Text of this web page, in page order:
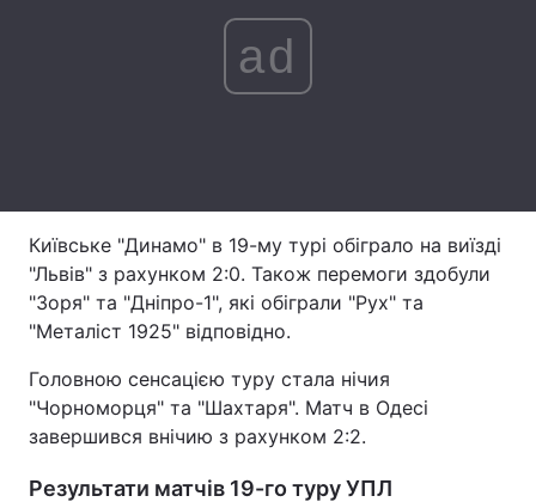
Статті
Контакти
Послуги
ad
Київське "Динамо" в 19-му турі обіграло на виїзді
"Львів" з рахунком 2:0. Також перемоги здобули
"Зоря" та "Дніпро-1", які обіграли "Рух" та
"Металіст 1925" відповідно.
Головною сенсацією туру стала нічия
"Чорноморця" та "Шахтаря". Матч в Одесі
завершився внічию з рахунком 2:2.
Результати матчів 19-го туру УПЛ